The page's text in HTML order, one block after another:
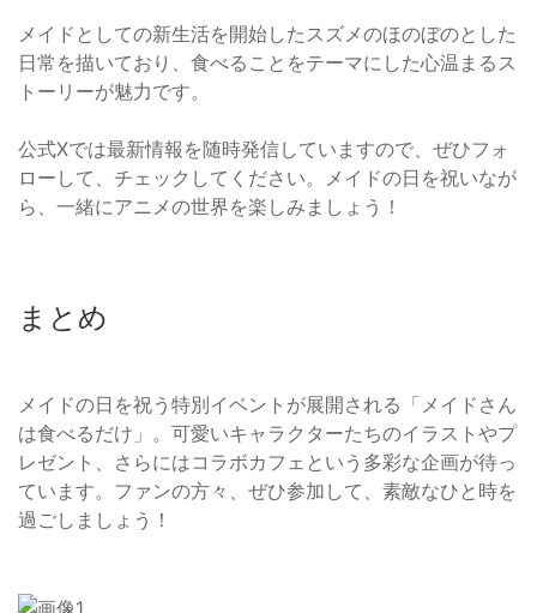
メイドとしての新生活を開始したスズメのほのぼのとした
日常を描いており、食べることをテーマにした心温まるス
トーリーが魅力です。
公式Xでは最新情報を随時発信していますので、ぜひフォ
ローして、チェックしてください。メイドの日を祝いなが
ら、一緒にアニメの世界を楽しみましょう！
まとめ
メイドの日を祝う特別イベントが展開される「メイドさん
は食べるだけ」。可愛いキャラクターたちのイラストやプ
レゼント、さらにはコラボカフェという多彩な企画が待っ
ています。ファンの方々、ぜひ参加して、素敵なひと時を
過ごしましょう！